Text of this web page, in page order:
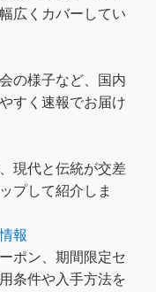
広くカバーしてい
の様子など、国内
すく速報でお届け
現代と伝統が交差
プして紹介しま
報
ポン、期間限定セ
条件や入手方法を